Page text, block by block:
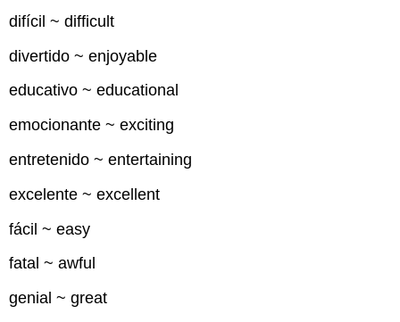
difícil ~ difficult
divertido ~ enjoyable
educativo ~ educational
emocionante ~ exciting
entretenido ~ entertaining
excelente ~ excellent
fácil ~ easy
fatal ~ awful
genial ~ great